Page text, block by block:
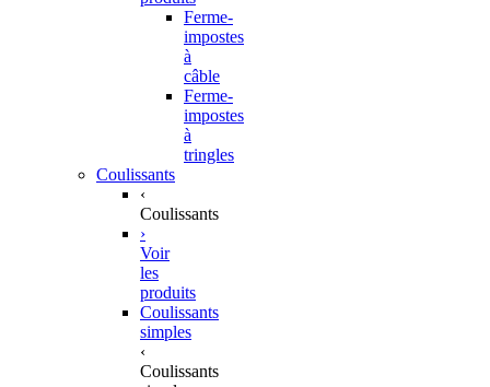
Ferme-
impostes
à
câble
Ferme-
impostes
à
tringles
Coulissants
‹
Coulissants
›
Voir
les
produits
Coulissants
simples
‹
Coulissants